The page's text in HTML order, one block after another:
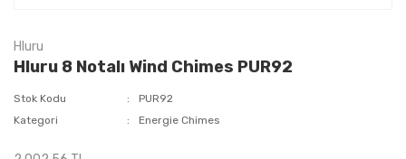
Hluru
Hluru 8 Notalı Wind Chimes PUR92
Stok Kodu
PUR92
Kategori
Energie Chimes